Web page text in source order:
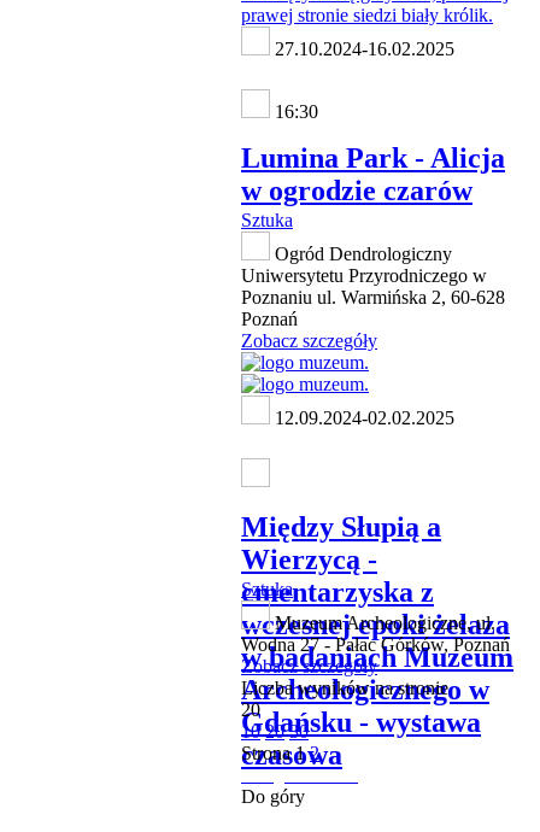
27.10.2024-16.02.2025
16:30
Lumina Park - Alicja
w ogrodzie czarów
Sztuka
Ogród Dendrologiczny
Uniwersytetu Przyrodniczego w
Poznaniu ul. Warmińska 2, 60-628
Poznań
Zobacz szczegóły
12.09.2024-02.02.2025
Między Słupią a
Wierzycą -
cmentarzyska z
wczesnej epoki żelaza
w badaniach Muzeum
Archeologicznego w
Gdańsku - wystawa
czasowa
Sztuka
Muzeum Archeologiczne, ul.
Wodna 27 - Pałac Górków, Poznań
Zobacz szczegóły
Liczba wyników na stronie
20
10 20 30
Strona1 2
następna strona
Do góry